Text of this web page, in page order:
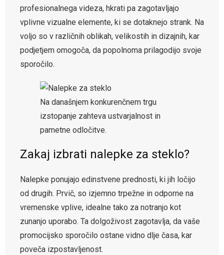
profesionalnega videza, hkrati pa zagotavljajo
vplivne vizualne elemente, ki se dotaknejo strank. Na
voljo so v različnih oblikah, velikostih in dizajnih, kar
podjetjem omogoča, da popolnoma prilagodijo svoje
sporočilo.
Na današnjem konkurenčnem trgu
izstopanje zahteva ustvarjalnost in
pametne odločitve.
Zakaj izbrati nalepke za steklo?
Nalepke ponujajo edinstvene prednosti, ki jih ločijo
od drugih. Prvič, so izjemno trpežne in odporne na
vremenske vplive, idealne tako za notranjo kot
zunanjo uporabo. Ta dolgoživost zagotavlja, da vaše
promocijsko sporočilo ostane vidno dlje časa, kar
poveča izpostavljenost.